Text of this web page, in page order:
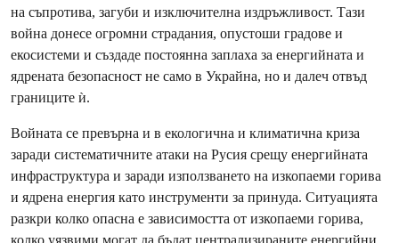
на съпротива, загуби и изключителна издръжливост. Тази
война донесе огромни страдания, опустоши градове и
екосистеми и създаде постоянна заплаха за енергийната и
ядрената безопасност не само в Украйна, но и далеч отвъд
границите ѝ.
Войната се превърна и в екологична и климатична криза
заради систематичните атаки на Русия срещу енергийната
инфраструктура и заради използването на изкопаеми горива
и ядрена енергия като инструменти за принуда. Ситуацията
разкри колко опасна е зависимостта от изкопаеми горива,